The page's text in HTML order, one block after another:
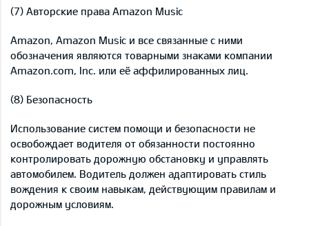
(7) Авторские права Amazon Music
Amazon, Amazon Music и все связанные с ними
обозначения являются товарными знаками компании
Amazon.com, Inc. или её аффилированных лиц.
(8) Безопасность
Использование систем помощи и безопасности не
освобождает водителя от обязанности постоянно
контролировать дорожную обстановку и управлять
автомобилем. Водитель должен адаптировать стиль
вождения к своим навыкам, действующим правилам и
дорожным условиям.